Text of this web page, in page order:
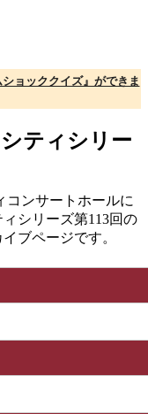
ョッククイズ』ができま
ティシリー
コンサートホールに
シリーズ第113回の
ブページです。